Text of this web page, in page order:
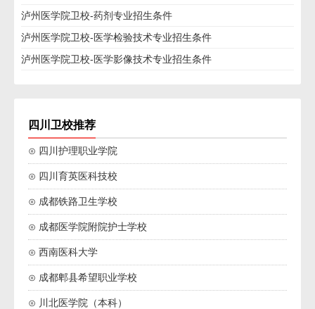
泸州医学院卫校-药剂专业招生条件
泸州医学院卫校-医学检验技术专业招生条件
泸州医学院卫校-医学影像技术专业招生条件
四川卫校推荐
⊙ 四川护理职业学院
⊙ 四川育英医科技校
⊙ 成都铁路卫生学校
⊙ 成都医学院附院护士学校
⊙ 西南医科大学
⊙ 成都郫县希望职业学校
⊙ 川北医学院（本科）